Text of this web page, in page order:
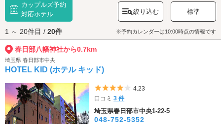
は、「鶴岡八幡宮の御神木の一枝が飛び来たり、一夜のうちに繁茂した」
という伝説が残されています。ご参拝の記念に御朱印もどうぞ。
春日部八幡神社へは、春日部・蓮田エリアのラブホテルからもアクセスが
便利です。
カップルズ予約
対応ホテル
絞り込む 標準
1 ～ 20件目 / 20件 ※予約カレンダーは10:00時点の情報です
春日部八幡神社から0.7km
埼玉県 春日部市中央
HOTEL KID (ホテル キッド)
5つ星のうち4
4.23
口コミ3 件
埼玉県春日部市中央1-22-5
048-752-5352